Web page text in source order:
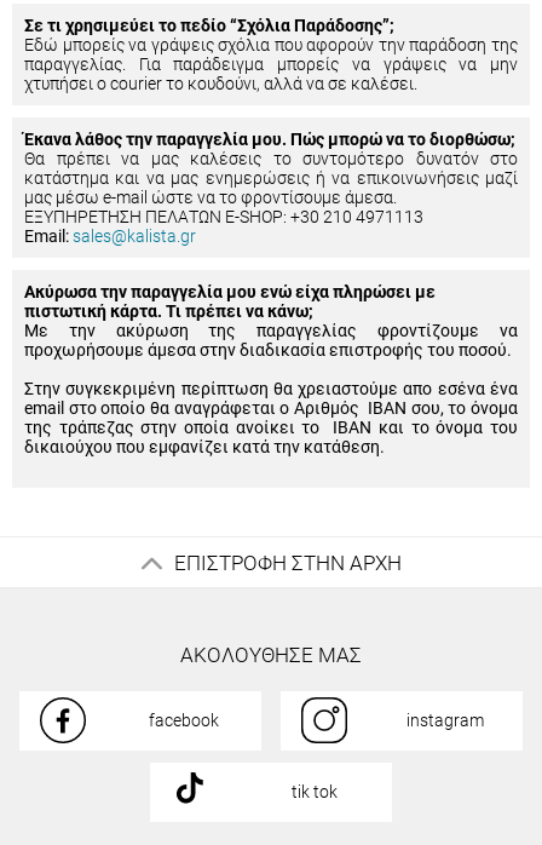
Σε τι χρησιμεύει το πεδίο “Σχόλια Παράδοσης”;
Εδώ μπορείς να γράψεις σχόλια που αφορούν την παράδοση της
παραγγελίας. Για παράδειγμα μπορείς να γράψεις να μην
χτυπήσει ο courier το κουδούνι, αλλά να σε καλέσει.
Έκανα λάθος την παραγγελία μου. Πώς μπορώ να το διορθώσω;
Θα πρέπει να μας καλέσεις το συντομότερο δυνατόν στο
κατάστημα και να μας ενημερώσεις ή να επικοινωνήσεις μαζί
μας μέσω e-mail ώστε να το φροντίσουμε άμεσα.
ΕΞΥΠΗΡΕΤΗΣΗ ΠΕΛΑΤΩΝ E-SHOP: +30 210 4971113
Email:sales@kalista.gr
Ακύρωσα την παραγγελία μου ενώ είχα πληρώσει με
πιστωτική κάρτα. Τι πρέπει να κάνω;
Με την ακύρωση της παραγγελίας φροντίζουμε να
προχωρήσουμε άμεσα στην διαδικασία επιστροφής του ποσού.
Στην συγκεκριμένη περίπτωση θα χρειαστούμε απο εσένα ένα
email στο οποίο θα αναγράφεται ο Αριθμός IBAN σου, το όνομα
της τράπεζας στην οποία ανοίκει το IBAN και το όνομα του
δικαιούχου που εμφανίζει κατά την κατάθεση.
ΕΠΙΣΤΡΟΦΗ ΣΤΗΝ ΑΡΧΗ
ΑΚΟΛΟΥΘΗΣΕ ΜΑΣ
facebook instagram
tik tok